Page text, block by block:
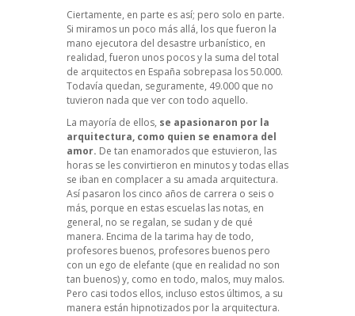
Ciertamente, en parte es así; pero solo en parte.
Si miramos un poco más allá, los que fueron la
mano ejecutora del desastre urbanístico, en
realidad, fueron unos pocos y la suma del total
de arquitectos en España sobrepasa los 50.000.
Todavía quedan, seguramente, 49.000 que no
tuvieron nada que ver con todo aquello.
La mayoría de ellos, se apasionaron por la
arquitectura, como quien se enamora del
amor. De tan enamorados que estuvieron, las
horas se les convirtieron en minutos y todas ellas
se iban en complacer a su amada arquitectura.
Así pasaron los cinco años de carrera o seis o
más, porque en estas escuelas las notas, en
general, no se regalan, se sudan y de qué
manera. Encima de la tarima hay de todo,
profesores buenos, profesores buenos pero
con un ego de elefante (que en realidad no son
tan buenos) y, como en todo, malos, muy malos.
Pero casi todos ellos, incluso estos últimos, a su
manera están hipnotizados por la arquitectura.